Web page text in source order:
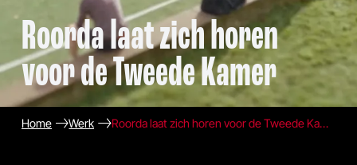
Roorda laat zich horen
voor de Tweede Kamer
Home Werk Roorda laat zich horen voor de Tweede Kamer